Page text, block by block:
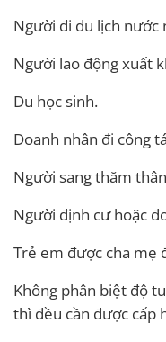
Người đi du lịch nước
Người lao động xuất
Du học sinh.
Doanh nhân đi công
Người sang thăm
Người định cư hoặc
Trẻ em được cha mẹ
Không phân biệt độ
thì đều cần được cấp